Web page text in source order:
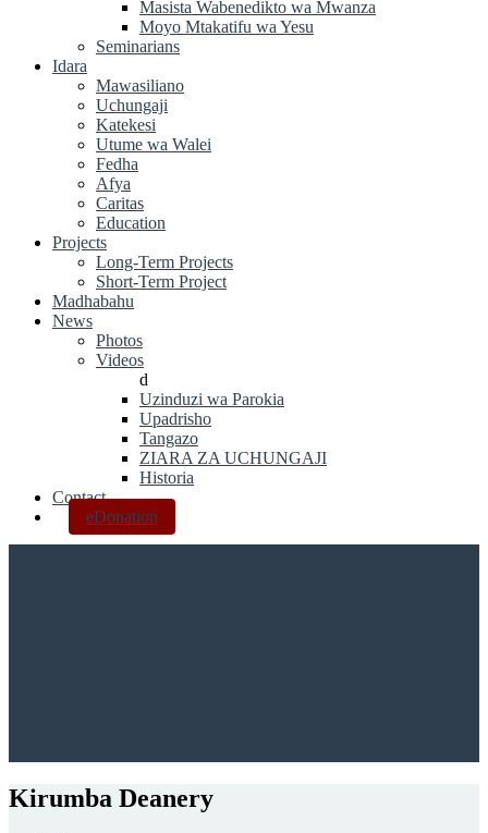
Masista Wabenedikto wa Mwanza
Moyo Mtakatifu wa Yesu
Seminarians
Idara
Mawasiliano
Uchungaji
Katekesi
Utume wa Walei
Fedha
Afya
Caritas
Education
Projects
Long-Term Projects
Short-Term Project
Madhabahu
News
Photos
Videos
d
Uzinduzi wa Parokia
Upadrisho
Tangazo
ZIARA ZA UCHUNGAJI
Historia
Contact
eDonation
Kirumba Deanery